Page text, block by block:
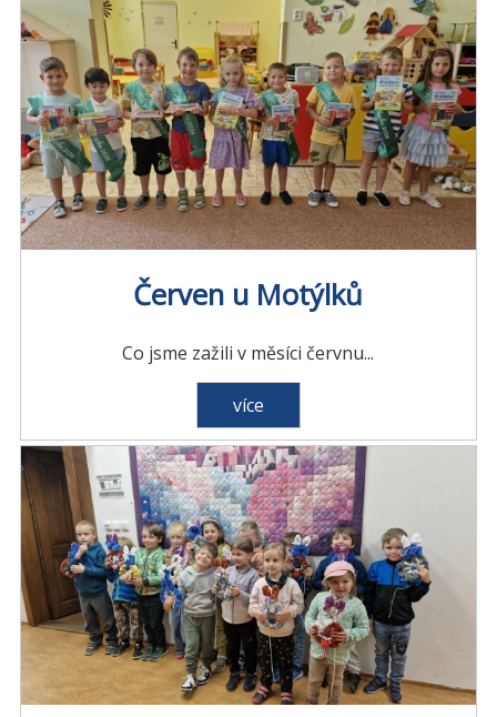
Červen u Motýlků
Co jsme zažili v měsíci červnu...
více